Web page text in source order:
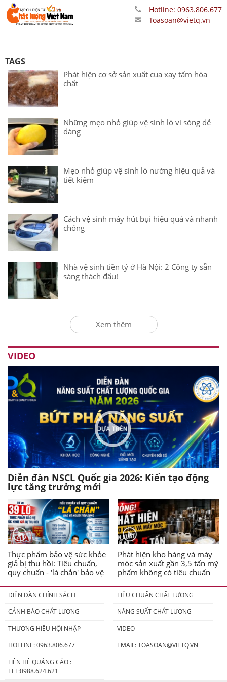
Hotline: 0963.806.677
Toasoan@vietq.vn
TAGS
Phát hiện cơ sở sản xuất cua xay tẩm hóa
chất
Những mẹo nhỏ giúp vệ sinh lò vi sóng dễ
dàng
Mẹo nhỏ giúp vệ sinh lò nướng hiệu quả và
tiết kiệm
Cách vệ sinh máy hút bụi hiệu quả và nhanh
chóng
Nhà vệ sinh tiền tỷ ở Hà Nội: 2 Công ty sẵn
sàng thách đấu!
Xem thêm
VIDEO
Diễn đàn NSCL Quốc gia 2026: Kiến tạo động
lực tăng trưởng mới
Thực phẩm bảo vệ sức khỏe
giả bị thu hồi: Tiêu chuẩn,
quy chuẩn - 'lá chắn' bảo vệ
Phát hiện kho hàng và máy
móc sản xuất gần 3,5 tấn mỹ
phẩm không có tiêu chuẩn
DIỄN ĐÀN CHÍNH SÁCH
TIÊU CHUẨN CHẤT LƯỢNG
CẢNH BÁO CHẤT LƯỢNG
NĂNG SUẤT CHẤT LƯỢNG
THƯƠNG HIỆU HỘI NHẬP
VIDEO
HOTLINE: 0963.806.677
EMAIL:TOASOAN@VIETQ.VN
LIÊN HỆ QUẢNG CÁO :
TEL:0988.624.621